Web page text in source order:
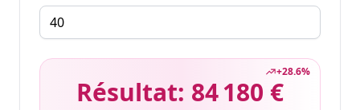
+28.6%
Résultat: 84 180 €